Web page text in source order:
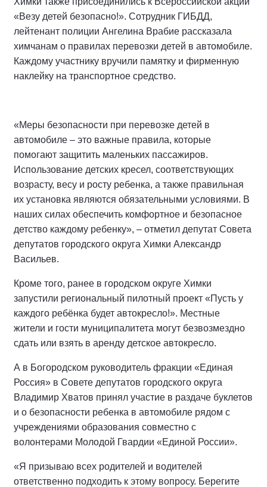
«Везу детей безопасно!». Сотрудник ГИБДД,
лейтенант полиции Ангелина Врабие рассказала
химчанам о правилах перевозки детей в автомобиле.
Каждому участнику вручили памятку и фирменную
наклейку на транспортное средство.
«Меры безопасности при перевозке детей в
автомобиле – это важные правила, которые
помогают защитить маленьких пассажиров.
Использование детских кресел, соответствующих
возрасту, весу и росту ребенка, а также правильная
их установка являются обязательными условиями. В
наших силах обеспечить комфортное и безопасное
детство каждому ребенку», – отметил депутат Совета
депутатов городского округа Химки Александр
Васильев.
Кроме того, ранее в городском округе Химки
запустили региональный пилотный проект «Пусть у
каждого ребёнка будет автокресло!». Местные
жители и гости муниципалитета могут безвозмездно
сдать или взять в аренду детское автокресло.
А в Богородском руководитель фракции «Единая
Россия» в Совете депутатов городского округа
Владимир Хватов принял участие в раздаче буклетов
и о безопасности ребенка в автомобиле рядом с
учреждениями образования совместно с
волонтерами Молодой Гвардии «Единой России».
«Я призываю всех родителей и водителей
ответственно подходить к этому вопросу. Берегите